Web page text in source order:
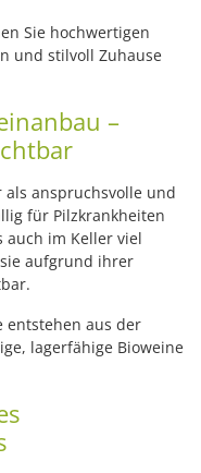
Sie hochwertigen
und stilvoll Zuhause
–
anspruchsvolle und
für Pilzkrankheiten
auch im Keller viel
aufgrund ihrer
entstehen aus der
lagerfähige Bioweine